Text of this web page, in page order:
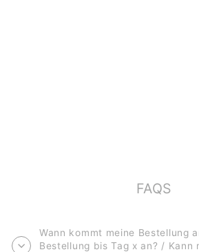
FAQS
Wann kommt meine Bestellung
Bestellung bis Tag x an? / Kann